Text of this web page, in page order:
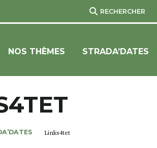
RECHERCHER
NOS THÈMES STRADA’DATES
Links4tet